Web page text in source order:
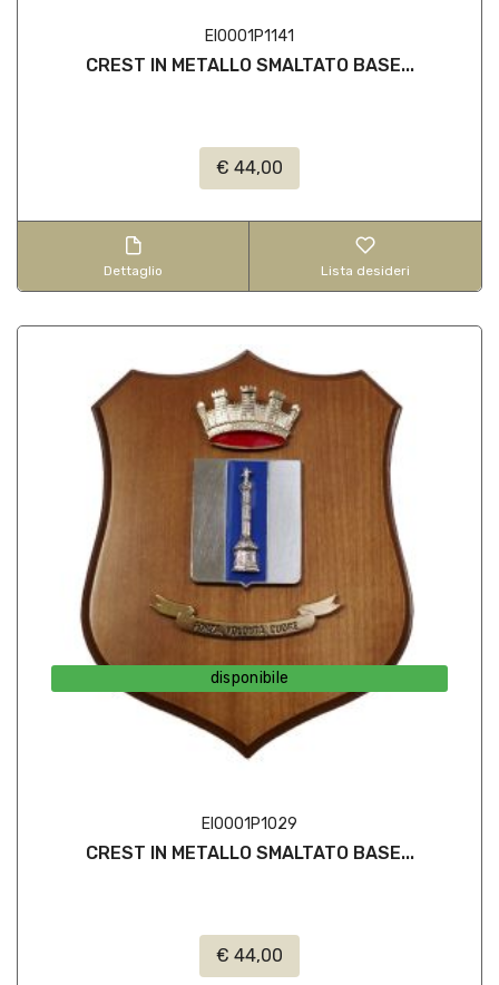
EI0001P1141
CREST IN METALLO SMALTATO BASE...
€ 44,00
Dettaglio Lista desideri
disponibile
EI0001P1029
CREST IN METALLO SMALTATO BASE...
€ 44,00